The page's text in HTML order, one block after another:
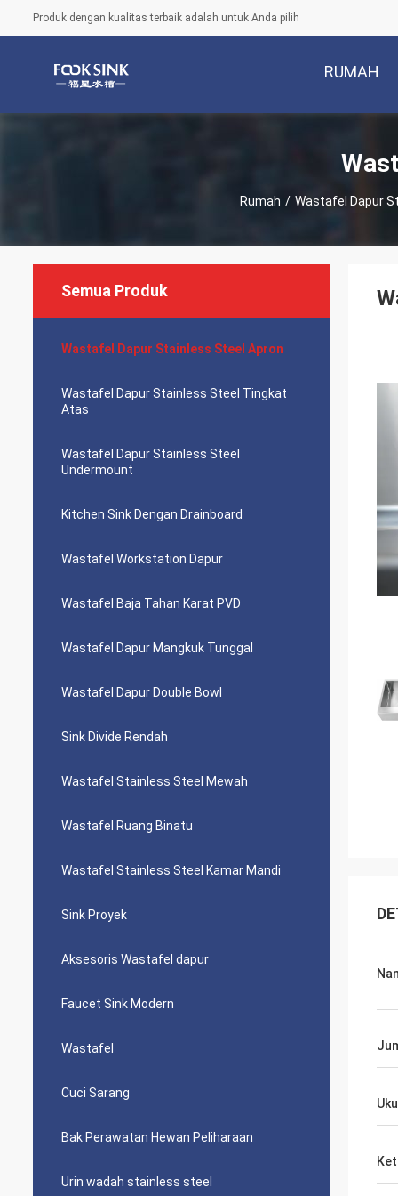
Produk dengan kualitas terbaik adalah untuk Anda pilih
RUMAH
Rumah / Wastafel Dapur
Semua Produk
Wastafel Dapur Stainless Steel Apron
Wastafel Dapur Stainless Steel Tingkat
Atas
Wastafel Dapur Stainless Steel
Undermount
Kitchen Sink Dengan Drainboard
Wastafel Workstation Dapur
Wastafel Baja Tahan Karat PVD
Wastafel Dapur Mangkuk Tunggal
Wastafel Dapur Double Bowl
Sink Divide Rendah
Wastafel Stainless Steel Mewah
Wastafel Ruang Binatu
Wastafel Stainless Steel Kamar Mandi
Sink Proyek
Aksesoris Wastafel dapur
Faucet Sink Modern
Wastafel
Cuci Sarang
Bak Perawatan Hewan Peliharaan
Urin wadah stainless steel